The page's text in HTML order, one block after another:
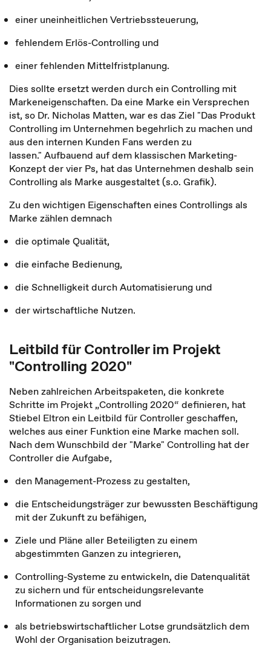
einer uneinheitlichen Vertriebssteuerung,
fehlendem Erlös-Controlling und
einer fehlenden Mittelfristplanung.
Dies sollte ersetzt werden durch ein Controlling mit
Markeneigenschaften. Da eine Marke ein Versprechen
ist, so Dr. Nicholas Matten, war es das Ziel "Das Produkt
Controlling im Unternehmen begehrlich zu machen und
aus den internen Kunden Fans werden zu
lassen." Aufbauend auf dem klassischen Marketing-
Konzept der vier Ps, hat das Unternehmen deshalb sein
Controlling als Marke ausgestaltet (s.o. Grafik).
Zu den wichtigen Eigenschaften eines Controllings als
Marke zählen demnach
die optimale Qualität,
die einfache Bedienung,
die Schnelligkeit durch Automatisierung und
der wirtschaftliche Nutzen.
Leitbild für Controller im Projekt
"Controlling 2020"
Neben zahlreichen Arbeitspaketen, die konkrete
Schritte im Projekt „Controlling 2020“ definieren, hat
Stiebel Eltron ein Leitbild für Controller geschaffen,
welches aus einer Funktion eine Marke machen soll.
Nach dem Wunschbild der "Marke" Controlling hat der
Controller die Aufgabe,
den Management-Prozess zu gestalten,
die Entscheidungsträger zur bewussten Beschäftigung
mit der Zukunft zu befähigen,
Ziele und Pläne aller Beteiligten zu einem
abgestimmten Ganzen zu integrieren,
Controlling-Systeme zu entwickeln, die Datenqualität
zu sichern und für entscheidungsrelevante
Informationen zu sorgen und
als betriebswirtschaftlicher Lotse grundsätzlich dem
Wohl der Organisation beizutragen.